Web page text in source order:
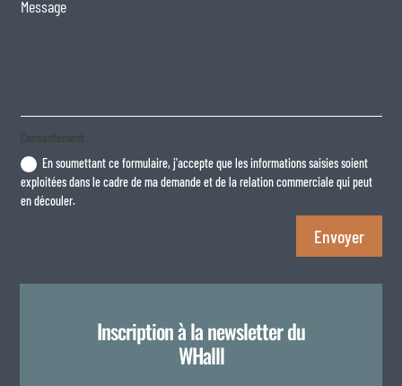
Consentement
En soumettant ce formulaire, j'accepte que les informations saisies soient
exploitées dans le cadre de ma demande et de la relation commerciale qui peut
en découler.
Envoyer
Inscription à la newsletter du
WHalll